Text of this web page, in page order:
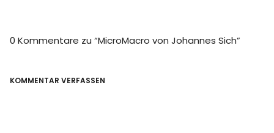
0 Kommentare zu “MicroMacro von Johannes Sich”
KOMMENTAR VERFASSEN